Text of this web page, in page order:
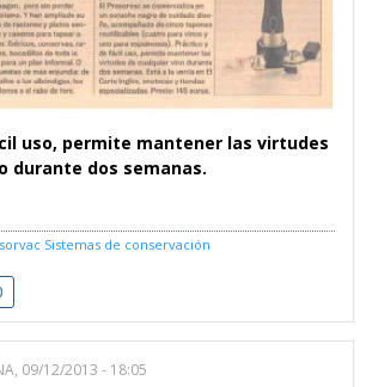
uso, permite mantener las virtudes
durante dos semanas.
Sistemas de conservación
- Para conservar el vino
, 09/12/2013 - 18:05